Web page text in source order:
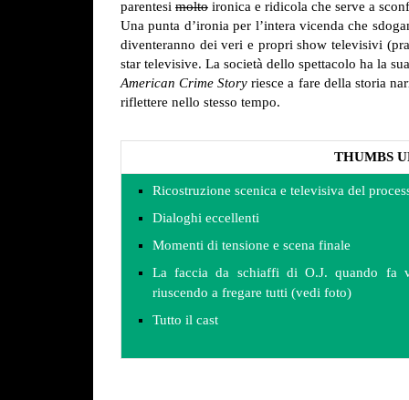
parentesi molto ironica e ridicola che serve a
Una punta d’ironia per l’intera vicenda che
diventeranno dei veri e propri show televisivi
star televisive. La società dello spettacolo ha la
American Crime Storyriesce a fare della storia
riflettere nello stesso tempo.
THUMBS
Ricostruzione scenica e televisiva del
Dialoghi eccellenti
Momenti di tensione e scena finale
La faccia da schiaffi di O.J. quando fa
riuscendo a fregare tutti (vedi foto)
Tutto il cast